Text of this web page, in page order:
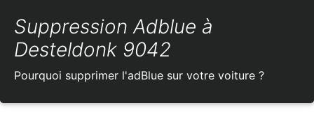
Suppression Adblue à
Desteldonk 9042
Pourquoi supprimer l'adBlue sur votre voiture ?